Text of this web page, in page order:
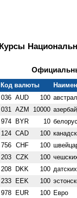
Курсы
Код валюты
036 AUD 100
031 AZM 10000
974 BYR 10
124 CAD 100
756 CHF 100
203 CZK 100
208 DKK 100
233 EEK 100
978 EUR 100 Евро